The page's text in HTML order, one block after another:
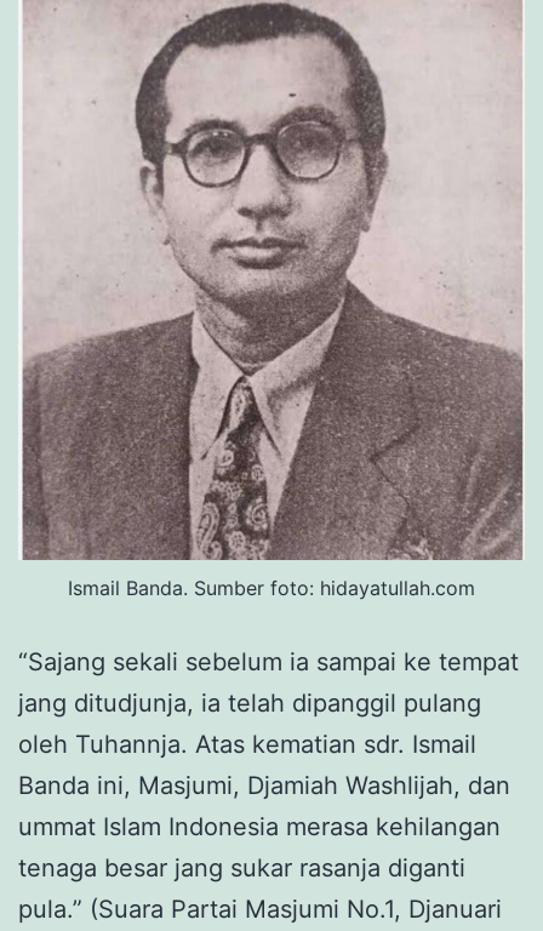
Ismail Banda. Sumber foto: hidayatullah.com
“Sajang sekali sebelum ia sampai ke tempat
jang ditudjunja, ia telah dipanggil pulang
oleh Tuhannja. Atas kematian sdr. Ismail
Banda ini, Masjumi, Djamiah Washlijah, dan
ummat Islam Indonesia merasa kehilangan
tenaga besar jang sukar rasanja diganti
pula.” (Suara Partai Masjumi No.1, Djanuari